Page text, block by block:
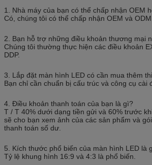
1. Nhà máy của bạn có thể chấp nhận OEM
Có, chúng tôi có thể chấp nhận OEM và
2. Bạn hỗ trợ những điều khoản thương mại
Chúng tôi thường thực hiện các điều khoản
DDP.
3. Lắp đặt màn hình LED có cần mua thêm
Bạn chỉ cần chuẩn bị cấu trúc và công cụ cài
4. Điều khoản thanh toán của bạn là gì?
T / T 40% dưới dạng tiền gửi và 60% trước
sẽ cho bạn xem ảnh của các sản phẩm và
thanh toán số dư.
5. Kích thước phổ biến của màn hình LED là
Tỷ lệ khung hình 16:9 và 4:3 là phổ biến.